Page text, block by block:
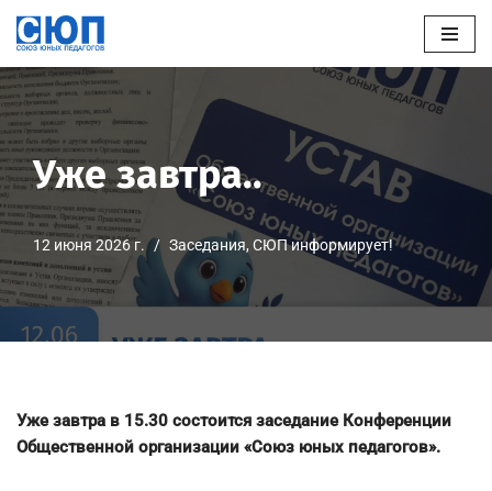
к
содержимому
Уже завтра..
12 июня 2026 г. Заседания, СЮП информирует!
Уже завтра в 15.30 состоится заседание Конференции
Общественной организации «Союз юных педагогов».